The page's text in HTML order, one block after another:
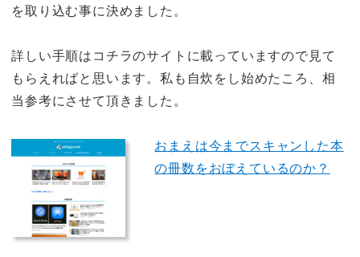
を取り込む事に決めました。
詳しい手順はコチラのサイトに載っていますので見て
もらえればと思います。私も自炊をし始めたころ、相
当参考にさせて頂きました。
おまえは今までスキャンした本
の冊数をおぼえているのか？